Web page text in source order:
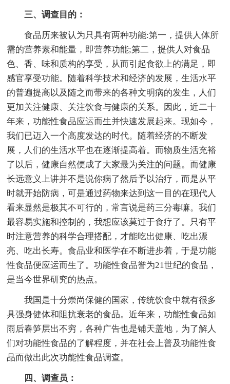
三、调查目的：
食品历来被认为只具有两种功能:第一，提供人体所
需的营养素和能量，即营养功能;第二，提供人对食品
色、香、味和质构的享受，从而引起食欲上的满足，即
感官享受功能。随着科学技术和经济的发展，生活水平
的普遍提高以及随之而带来的各种文明病的发生，人们
更加关注健康、关注饮食与健康的关系。因此，近二十
年来，功能性食品应运而生并快速发展起来。现如今，
我们已迈入一个高度发达的时代。随着经济的不断发
展，人们的生活水平也在逐渐提高着。而物质生活充裕
了以后，健康自然便成了大家最为关注的问题。而健康
长远意义上讲并不是说你病了然后予以治疗，而是从平
时就开始防病，可是通过药物来达到这一目的在现代人
看来显然是极其不可行的，常言说是药三分毒嘛。我们
最容易实施和控制的，我想应该莫过于食疗了。只有平
时注意营养的科学合理搭配，才能吃出健康、吃出漂
亮、吃出长寿。食品业和医学在不断进步着，于是功能
性食品便应运而生了。功能性食品誉为21世纪的食品，
是当今世界研究的热点。
我国是十分崇尚保健的国家，传统饮食中就有很多
具强身健体和阻抗衰老的食品。近年来，功能性食品如
雨后春笋层出不穷，各种广告也是铺天盖地，为了解人
们对功能性食品的了解程度，并在社会上普及功能性食
品而做出此次功能性食品调查。
四、调查员：